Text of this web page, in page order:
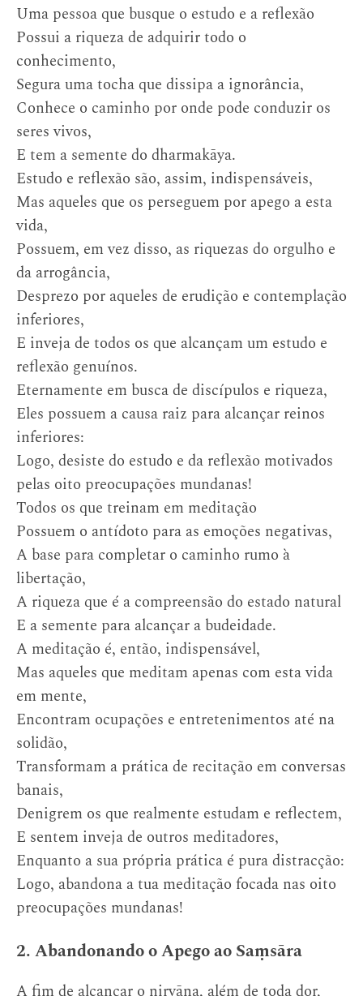
Uma pessoa que busque o estudo e a reflexão
Possui a riqueza de adquirir todo o
conhecimento,
Segura uma tocha que dissipa a ignorância,
Conhece o caminho por onde pode conduzir os
seres vivos,
E tem a semente do dharmakāya.
Estudo e reflexão são, assim, indispensáveis,
Mas aqueles que os perseguem por apego a esta
vida,
Possuem, em vez disso, as riquezas do orgulho e
da arrogância,
Desprezo por aqueles de erudição e contemplação
inferiores,
E inveja de todos os que alcançam um estudo e
reflexão genuínos.
Eternamente em busca de discípulos e riqueza,
Eles possuem a causa raiz para alcançar reinos
inferiores:
Logo, desiste do estudo e da reflexão motivados
pelas oito preocupações mundanas!
Todos os que treinam em meditação
Possuem o antídoto para as emoções negativas,
A base para completar o caminho rumo à
libertação,
A riqueza que é a compreensão do estado natural
E a semente para alcançar a budeidade.
A meditação é, então, indispensável,
Mas aqueles que meditam apenas com esta vida
em mente,
Encontram ocupações e entretenimentos até na
solidão,
Transformam a prática de recitação em conversas
banais,
Denigrem os que realmente estudam e reflectem,
E sentem inveja de outros meditadores,
Enquanto a sua própria prática é pura distracção:
Logo, abandona a tua meditação focada nas oito
preocupações mundanas!
2. Abandonando o Apego ao Saṃsāra